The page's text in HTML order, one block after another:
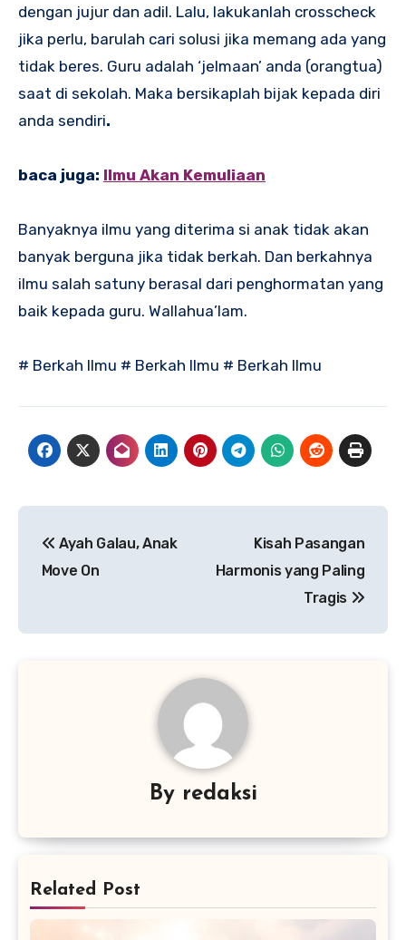
dengan jujur dan adil. Lalu, lakukanlah crosscheck
jika perlu, barulah cari solusi jika memang ada yang
tidak beres. Guru adalah ‘jelmaan’ anda (orangtua)
saat di sekolah. Maka bersikaplah bijak kepada diri
anda sendiri.
baca juga: Ilmu Akan Kemuliaan
Banyaknya ilmu yang diterima si anak tidak akan
banyak berguna jika tidak berkah. Dan berkahnya
ilmu salah satuny berasal dari penghormatan yang
baik kepada guru. Wallahua’lam.
# Berkah Ilmu # Berkah Ilmu # Berkah Ilmu
pos
Ayah Galau, Anak
Move On
Kisah Pasangan
Harmonis yang Paling
Tragis
By redaksi
Related Post